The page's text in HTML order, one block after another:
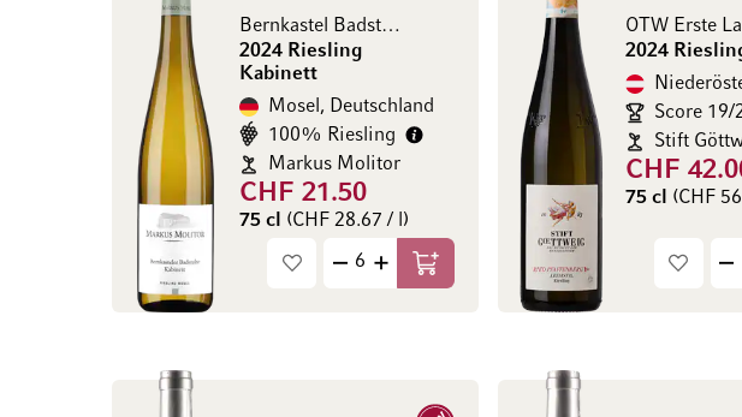
Bernkastel Badstube
2024 Riesling
Kabinett
Mosel, Deutschland
100% Riesling
Markus Molitor
CHF 21.50
75 cl (CHF 28.67 / l)
In den Warenkorb
2024
Score 19/
Stift
CHF
75 cl (CHF